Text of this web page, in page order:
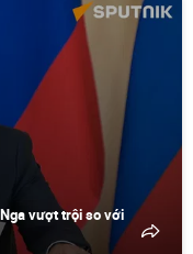
vượt trội so với